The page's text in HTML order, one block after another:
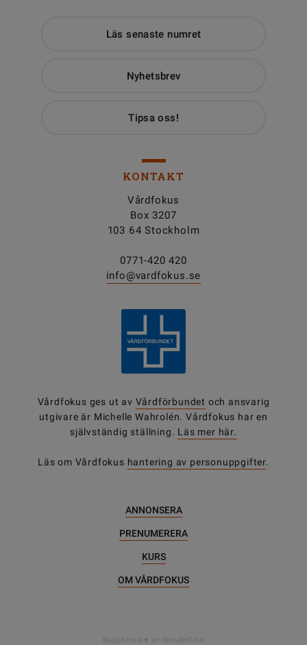
Läs senaste numret
Nyhetsbrev
Tipsa oss!
KONTAKT
Vårdfokus
Box 3207
103 64 Stockholm
0771-420 420
info@vardfokus.se
Vårdfokus ges ut av Vårdförbundet och ansvarig
utgivare är Michelle Wahrolén. Vårdfokus har en
självständig ställning. Läs mer här.
Läs om Vårdfokus hantering av personuppgifter.
ANNONSERA
PRENUMERERA
KURS
OM VÅRDFOKUS
Byggd med av WonderFour